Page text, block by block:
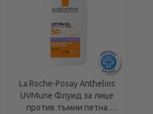
La Roche-Posay Anthelios
UVMune Флуид за лице
против тъмни петна